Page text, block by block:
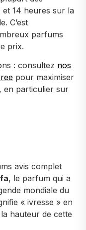
14 heures sur la
C’est
parfums
prix.
: consultez nos
pour maximiser
en particulier sur
avis complet
, le parfum qui a
mondiale du
« ivresse » en
hauteur de cette